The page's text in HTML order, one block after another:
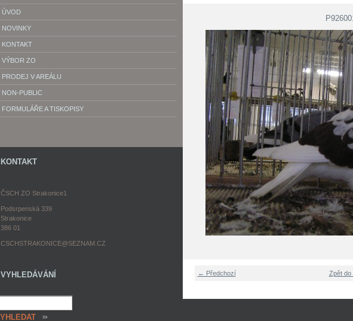
← Předchozí Zpět do
ÚVOD
NOVINKY
KONTAKT
VÝBOR ZO
PRODEJ V AREÁLU
NON-PUBLIC
FORMULÁŘE A TISKOPISY
KONTAKT
ČSCH ZO Strakonice1
Podsrpenská 339
Strakonice
386 01
CSCHSTRAKONICE@SEZNAM.CZ
VYHLEDÁVÁNÍ